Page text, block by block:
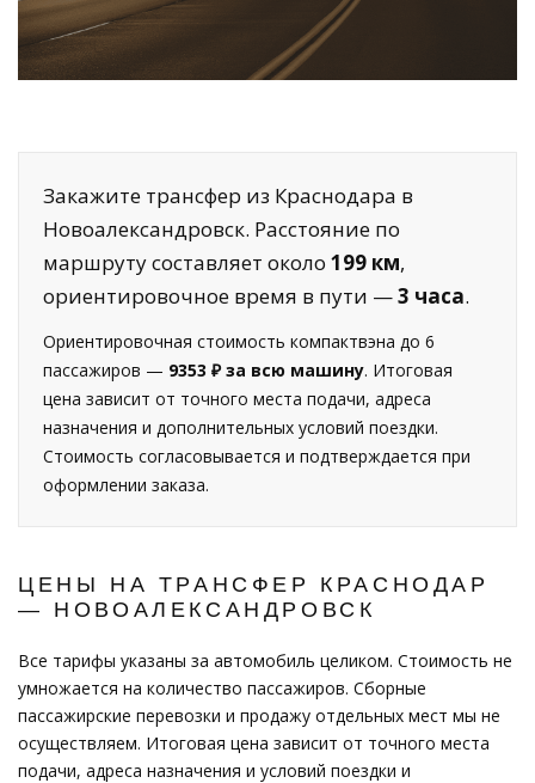
Закажите трансфер из Краснодара в
Новоалександровск. Расстояние по
маршруту составляет около 199 км,
ориентировочное время в пути —3 часа.
Ориентировочная стоимость компактвэна до 6
пассажиров — 9353 ₽ за всю машину. Итоговая
цена зависит от точного места подачи, адреса
назначения и дополнительных условий поездки.
Стоимость согласовывается и подтверждается при
оформлении заказа.
ЦЕНЫ НА ТРАНСФЕР КРАСНОДАР
— НОВОАЛЕКСАНДРОВСК
Все тарифы указаны за автомобиль целиком. Стоимость не
умножается на количество пассажиров. Сборные
пассажирские перевозки и продажу отдельных мест мы не
осуществляем. Итоговая цена зависит от точного места
подачи, адреса назначения и условий поездки и